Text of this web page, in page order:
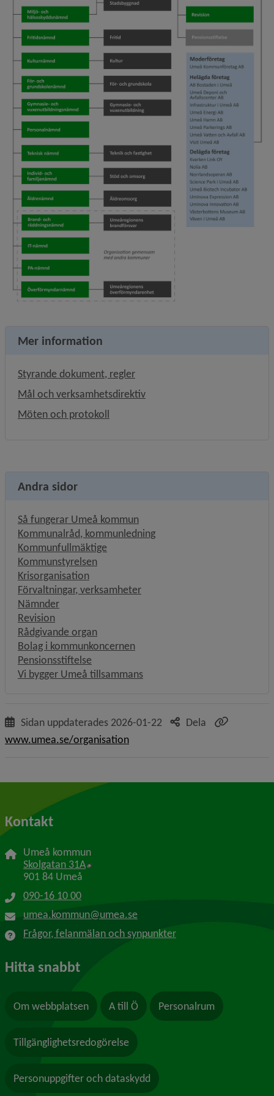
Mer information
Styrande dokument, regler
Mål och verksamhetsdirektiv
Möten och protokoll
Andra sidor
Så fungerar Umeå kommun
Kommunalråd, kommunledning
Kommunfullmäktige
Kommunstyrelsen
Krisorganisation
Förvaltningar, verksamheter
Nämnder
Revision
Rådgivande organ
Bolag i kommunkoncernen
Pensionsstiftelse
Vi bygger Umeå tillsammans
Sidan uppdaterades 2026-01-22
Dela
www.umea.se/organisation
Kontakt
Umeå kommun
Skolgatan 31A Länk till annan webbplats, öppnas i nytt
901 84 Umeå
090-16 10 00
umea.kommun@umea.se
Frågor, felanmälan och synpunkter
Hitta snabbt
Om webbplatsen A till Ö Personalrum
Tillgänglighetsredogörelse
Personuppgifter och dataskydd